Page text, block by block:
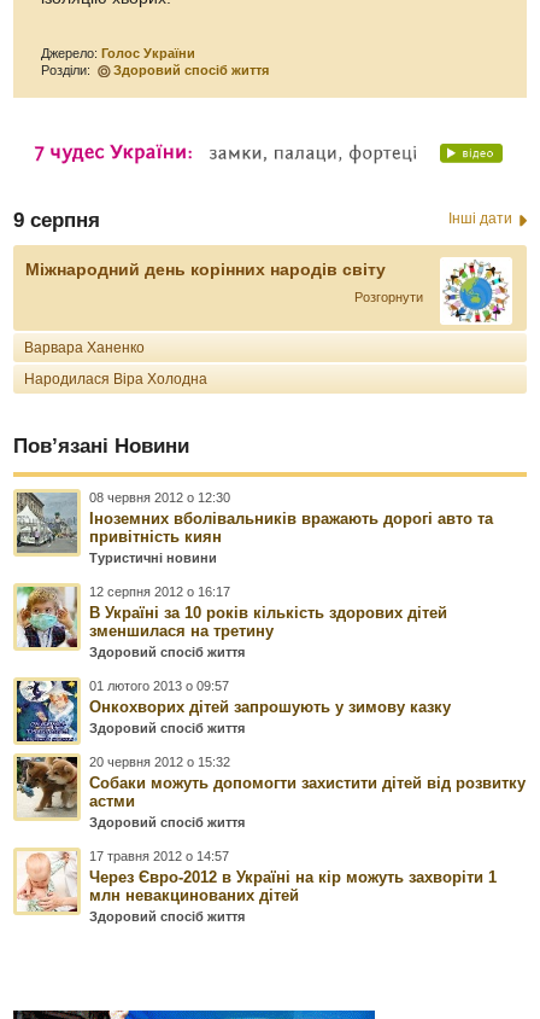
Джерело:Голос України
Розділи:
Здоровий спосіб життя
9 серпня Інші дати
Міжнародний день корінних народів світу
Розгорнути
Варвара Ханенко
Народилася Віра Холодна
Пов’язані Новини
08 червня 2012 о 12:30
Іноземних вболівальників вражають дорогі авто та
привітність киян
Туристичні новини
12 серпня 2012 о 16:17
В Україні за 10 років кількість здорових дітей
зменшилася на третину
Здоровий спосіб життя
01 лютого 2013 о 09:57
Онкохворих дітей запрошують у зимову казку
Здоровий спосіб життя
20 червня 2012 о 15:32
Собаки можуть допомогти захистити дітей від розвитку
астми
Здоровий спосіб життя
17 травня 2012 о 14:57
Через Євро-2012 в Україні на кір можуть захворіти 1
млн невакцинованих дітей
Здоровий спосіб життя